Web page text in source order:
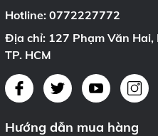
Hotline: 0772227772
Địa chỉ: 127 Phạm Văn
TP. HCM
Hướng dẫn mua hàng